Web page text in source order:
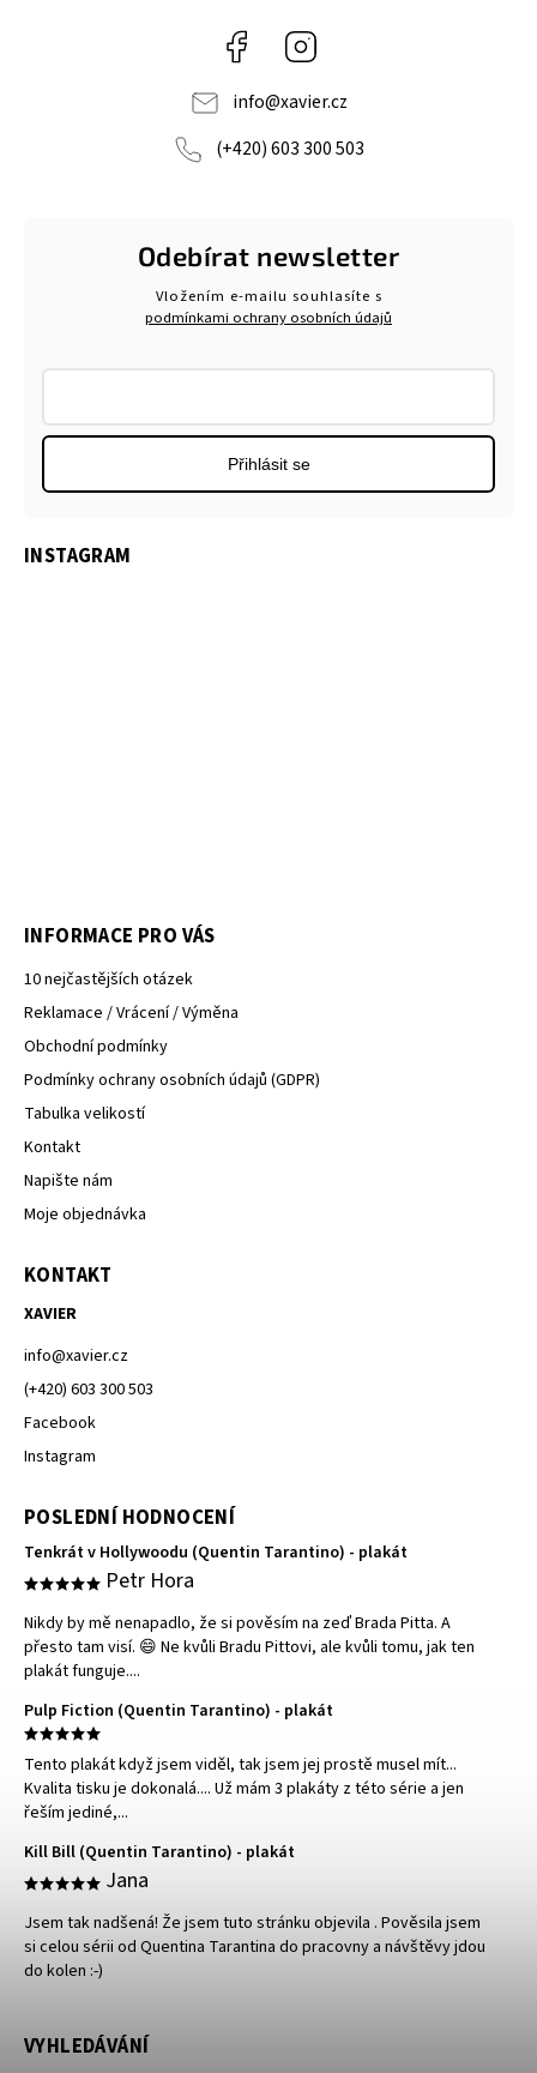
Facebook
info@xavier.cz
(+420) 603 300 503
Odebírat newsletter
Vložením e-mailu souhlasíte s
podmínkami ochrany osobních údajů
Přihlásit se
INSTAGRAM
INFORMACE PRO VÁS
10 nejčastějších otázek
Reklamace / Vrácení / Výměna
Obchodní podmínky
Podmínky ochrany osobních údajů (GDPR)
Tabulka velikostí
Kontakt
Napište nám
Moje objednávka
KONTAKT
XAVIER
info@xavier.cz
(+420) 603 300 503
Facebook
Instagram
POSLEDNÍ HODNOCENÍ
Tenkrát v Hollywoodu (Quentin Tarantino) - plakát
Petr Hora
Nikdy by mě nenapadlo, že si pověsím na zeď Brada Pitta. A
přesto tam visí. 😄 Ne kvůli Bradu Pittovi, ale kvůli tomu, jak ten
plakát funguje....
Pulp Fiction (Quentin Tarantino) - plakát
Tento plakát když jsem viděl, tak jsem jej prostě musel mít...
Kvalita tisku je dokonalá.... Už mám 3 plakáty z této série a jen
řeším jediné,...
Kill Bill (Quentin Tarantino) - plakát
Jana
Jsem tak nadšená! Že jsem tuto stránku objevila . Pověsila jsem
si celou sérii od Quentina Tarantina do pracovny a návštěvy jdou
do kolen :-)
VYHLEDÁVÁNÍ